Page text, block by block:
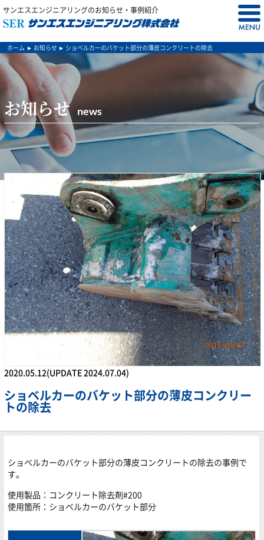
サンエスエンジニアリングのお知らせ・事例紹介
ホーム お知らせ ショベルカーのバケット部分の薄皮コンクリートの除去
お知らせ news
2020.05.12(UPDATE 2024.07.04)
ショベルカーのバケット部分の薄皮コンクリー
トの除去
ショベルカーのバケット部分の薄皮コンクリートの除去の事例で
す。
使用製品：コンクリート除去剤#200
使用箇所：ショベルカーのバケット部分